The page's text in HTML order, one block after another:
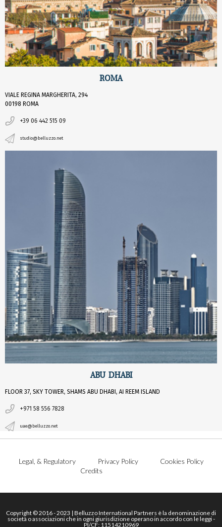
ROMA
VIALE REGINA MARGHERITA, 294
00198 ROMA
+39 06 442 515 09
studio@belluzzo.net
ABU DHABI
FLOOR 37, SKY TOWER, SHAMS ABU DHABI, AI REEM ISLAND
+971 58 556 7828
uae@belluzzo.net
Legal, & Regulatory Privacy Policy
Cookies Policy
Credits
Copyright © 2016 - 2023 | Belluzzo International Partners è la denominazione di
società o associazioni che in ogni giurisdizione operano in accordo con le leggi -
PI/CF: 11514210969